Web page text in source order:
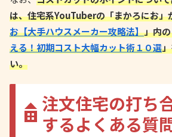
は、住宅系YouTuberの「まかろにお」
お【大手ハウスメーカー攻略法】」内
える！初期コスト大幅カット術１０選
い。
注文住宅の打ち
するよくある質